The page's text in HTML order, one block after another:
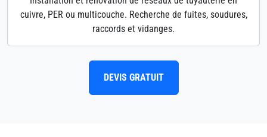
cuivre, PER ou multicouche. Recherche de fuites, soudures,
raccords et vidanges.
DEVIS GRATUIT